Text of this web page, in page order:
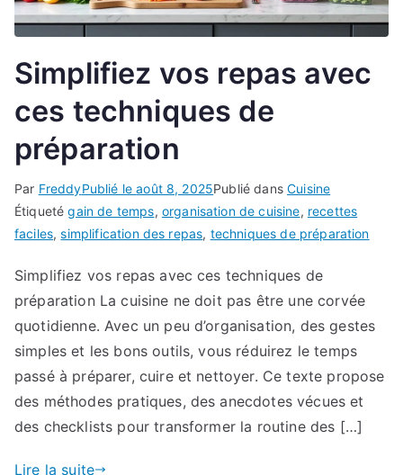
Simplifiez vos repas avec
ces techniques de
préparation
Par FreddyPublié leaoût 8, 2025Publié dansCuisine
Étiquetégain de temps, organisation de cuisine, recettes
faciles,simplification des repas, techniques de préparation
Simplifiez vos repas avec ces techniques de
préparation La cuisine ne doit pas être une corvée
quotidienne. Avec un peu d’organisation, des gestes
simples et les bons outils, vous réduirez le temps
passé à préparer, cuire et nettoyer. Ce texte propose
des méthodes pratiques, des anecdotes vécues et
des checklists pour transformer la routine des […]
Lire la suite